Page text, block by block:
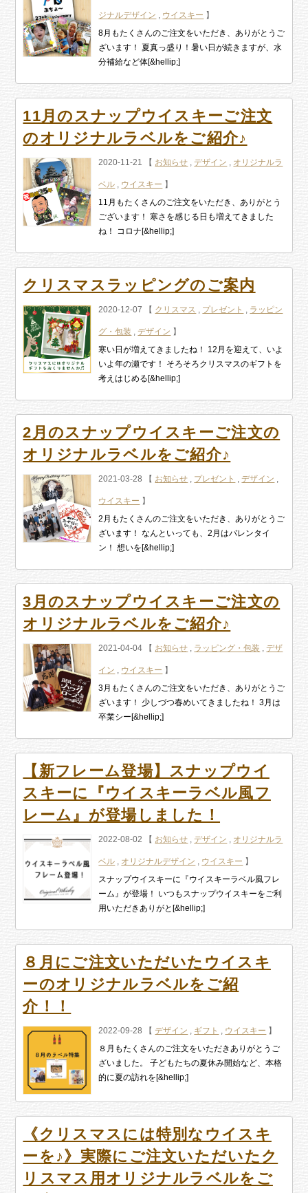
ジナルデザイン , ウイスキー 】
8月もたくさんのご注文をいただき、ありがとうご
ざいます！ 夏真っ盛り！暑い日が続きますが、水
分補給など体[&hellip;]
11月のスナップウイスキーご注文
のオリジナルラベルをご紹介♪
2020-11-21 【 お知らせ ,デザイン , オリジナルラ
ベル , ウイスキー 】
11月もたくさんのご注文をいただき、ありがとう
ございます！ 寒さを感じる日も増えてきました
ね！ コロナ[&hellip;]
クリスマスラッピングのご案内
2020-12-07 【 クリスマス , プレゼント , ラッピン
グ・包装 ,デザイン 】
寒い日が増えてきましたね！ 12月を迎えて、いよ
いよ年の瀬です！ そろそろクリスマスのギフトを
考えはじめる[&hellip;]
2月のスナップウイスキーご注文の
オリジナルラベルをご紹介♪
2021-03-28 【 お知らせ , プレゼント ,デザイン ,
ウイスキー 】
2月もたくさんのご注文をいただき、ありがとうご
ざいます！ なんといっても、2月はバレンタイ
ン！ 想いを[&hellip;]
3月のスナップウイスキーご注文の
オリジナルラベルをご紹介♪
2021-04-04 【 お知らせ , ラッピング・包装 ,デザ
イン , ウイスキー 】
3月もたくさんのご注文をいただき、ありがとうご
ざいます！ 少しづつ春めいてきましたね！ 3月は
卒業シー[&hellip;]
【新フレーム登場】スナップウイ
スキーに『ウイスキーラベル風フ
レーム』が登場しました！
2022-08-02 【 お知らせ ,デザイン , オリジナルラ
ベル , オリジナルデザイン , ウイスキー 】
スナップウイスキーに『ウイスキーラベル風フレ
ーム』が登場！ いつもスナップウイスキーをご利
用いただきありがと[&hellip;]
８月にご注文いただいたウイスキ
ーのオリジナルラベルをご紹
介！！
2022-09-28 【デザイン , ギフト , ウイスキー 】
８月もたくさんのご注文をいただきありがとうご
ざいました。 子どもたちの夏休み開始など、本格
的に夏の訪れを[&hellip;]
《クリスマスには特別なウイスキ
ーを♪》実際にご注文いただいたク
リスマス用オリジナルラベルをご